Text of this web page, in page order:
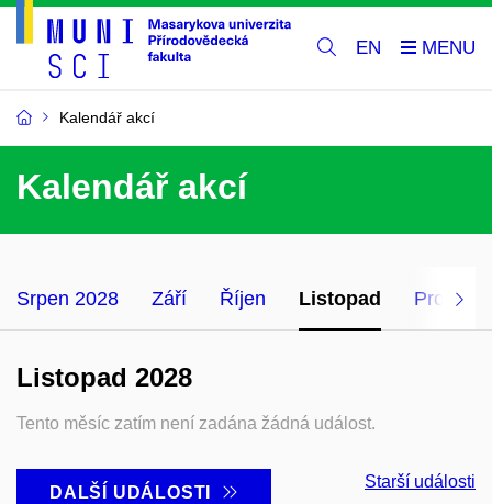
EN
Kalendář akcí
Kalendář akcí
Srpen 2028 Září Říjen Listopad Prosinec
Listopad 2028
Tento měsíc zatím není zadána žádná událost.
DALŠÍ UDÁLOSTI
Starší události